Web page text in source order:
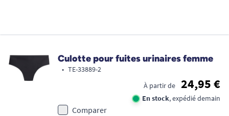
Culotte pour fuites urinaires femme
• TE-33889-2
À partir de
24,95 €
En stock, expédié demain
Comparer